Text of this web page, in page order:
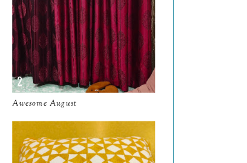
June 10
May 9
April 9
March11
February
January
Awesome August